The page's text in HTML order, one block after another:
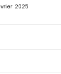
2025